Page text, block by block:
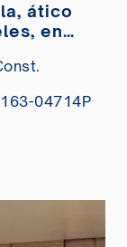
ático
en
163-04714P